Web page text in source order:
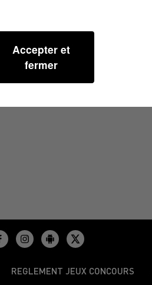
REGLEMENT JEUX CONCOURS
Accepter et
fermer